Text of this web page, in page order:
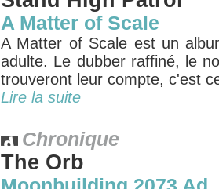
A Matter of Scale
A Matter of Scale est un
adulte. Le dubber raffiné, le
trouveront leur compte, c'est
Lire la suite
Chronique
The Orb